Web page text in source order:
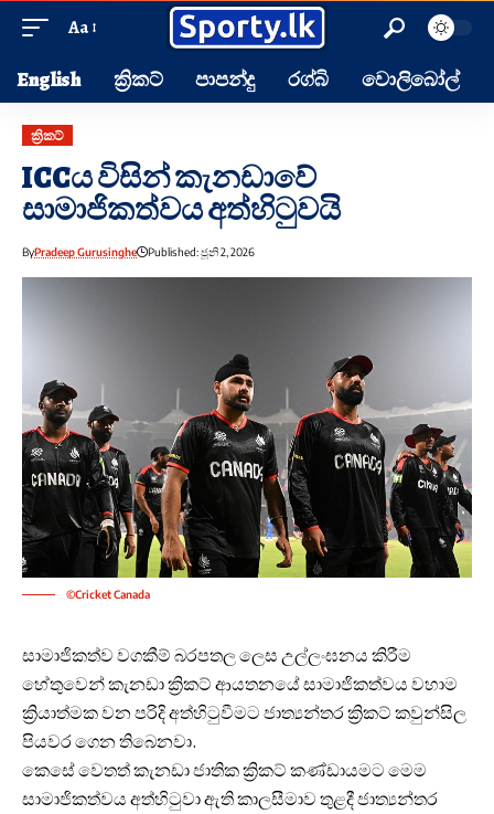
Aa
English ක්‍රිකට් පාපන්දු රග්බි වොලිබෝල්
ක්‍රිකට්
ICCය විසින් කැනඩාවේ
සාමාජිකත්වය අත්හිටුවයි
ByPradeep Gurusinghe Published: ජූනි 2, 2026
©Cricket Canada
සාමාජිකත්ව වගකීම් බරපතල ලෙස උල්ලංඝනය කිරීම
හේතුවෙන් කැනඩා ක්‍රිකට් ආයතනයේ සාමාජිකත්වය වහාම
ක්‍රියාත්මක වන පරිදි අත්හිටුවීමට ජාත්‍යන්තර ක්‍රිකට් කවුන්සිල
පියවර ගෙන තිබෙනවා.
කෙසේ වෙතත් කැනඩා ජාතික ක්‍රිකට් කණ්ඩායමට මෙම
සාමාජිකත්වය අත්හිටුවා ඇති කාලසීමාව තුළදී ජාත්‍යන්තර